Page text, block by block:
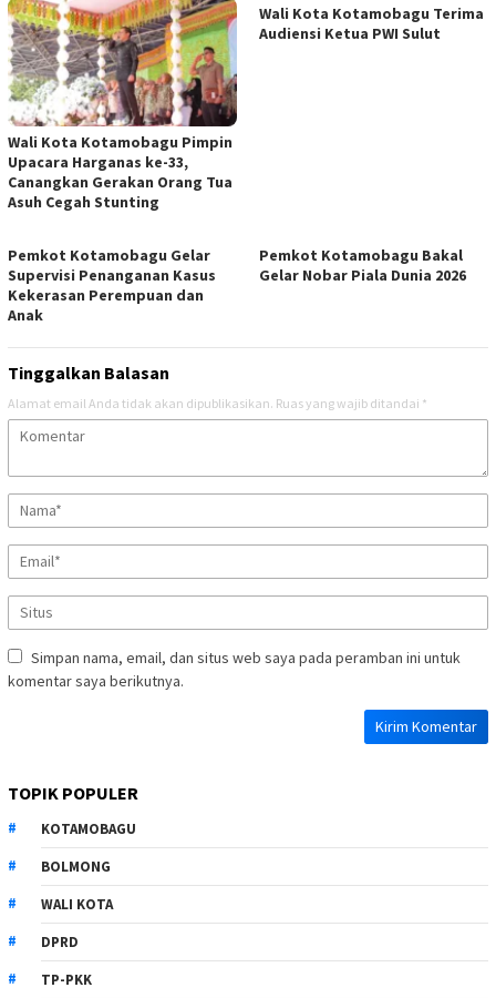
Wali Kota Kotamobagu Pimpin
Upacara Harganas ke-33,
Canangkan Gerakan Orang Tua
Asuh Cegah Stunting
Wali Kota Kotamobagu Terima
Audiensi Ketua PWI Sulut
Pemkot Kotamobagu Gelar
Supervisi Penanganan Kasus
Kekerasan Perempuan dan
Anak
Pemkot Kotamobagu Bakal
Gelar Nobar Piala Dunia 2026
Tinggalkan Balasan
Alamat email Anda tidak akan dipublikasikan. Ruas yang wajib ditandai *
Simpan nama, email, dan situs web saya pada peramban ini untuk
komentar saya berikutnya.
TOPIK POPULER
KOTAMOBAGU
BOLMONG
WALI KOTA
DPRD
TP-PKK